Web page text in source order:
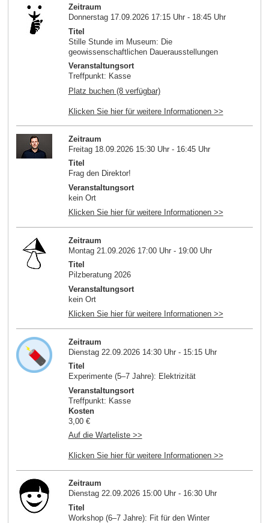
Zeitraum
Donnerstag 17.09.2026 17:15 Uhr - 18:45 Uhr
Titel
Stille Stunde im Museum: Die
geowissenschaftlichen Dauerausstellungen
Veranstaltungsort
Treffpunkt: Kasse
Platz buchen (8 verfügbar)
Klicken Sie hier für weitere Informationen >>
Zeitraum
Freitag 18.09.2026 15:30 Uhr - 16:45 Uhr
Titel
Frag den Direktor!
Veranstaltungsort
kein Ort
Klicken Sie hier für weitere Informationen >>
Zeitraum
Montag 21.09.2026 17:00 Uhr - 19:00 Uhr
Titel
Pilzberatung 2026
Veranstaltungsort
kein Ort
Klicken Sie hier für weitere Informationen >>
Zeitraum
Dienstag 22.09.2026 14:30 Uhr - 15:15 Uhr
Titel
Experimente (5–7 Jahre): Elektrizität
Veranstaltungsort
Treffpunkt: Kasse
Kosten
3,00 €
Auf die Warteliste >>
Klicken Sie hier für weitere Informationen >>
Zeitraum
Dienstag 22.09.2026 15:00 Uhr - 16:30 Uhr
Titel
Workshop (6–7 Jahre): Fit für den Winter